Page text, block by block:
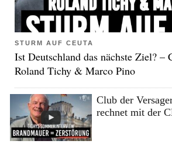
STURM AUF CEUTA
Ist Deutschland das nächste Ziel? –
Roland Tichy & Marco Pino
Club der
rechnet mit der